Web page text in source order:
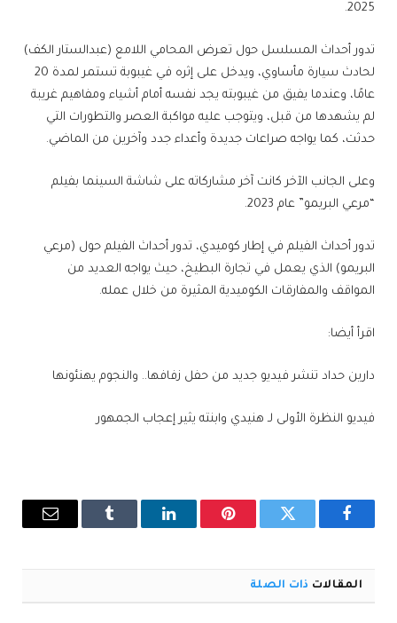
2025.
تدور أحداث المسلسل حول تعرض المحامي اللامع (عبدالستار الكف)
لحادث سيارة مأساوي، ويدخل على إثره في غيبوبة تستمر لمدة 20
عامًا، وعندما يفيق من غيبوبته يجد نفسه أمام أشياء ومفاهيم غريبة
لم يشهدها من قبل، ويتوجب عليه مواكبة العصر والتطورات التي
حدثت، كما يواجه صراعات جديدة وأعداء جدد وآخرين من الماضي.
وعلى الجانب الآخر كانت آخر مشاركاته على شاشة السينما بفيلم
“مرعي البريمو” عام 2023.
تدور أحداث الفيلم في إطار كوميدي، تدور أحداث الفيلم حول (مرعي
البريمو) الذي يعمل في تجارة البطيخ، حيث يواجه العديد من
المواقف والمفارقات الكوميدية المثيرة من خلال عمله.
اقرأ أيضا:
دارين حداد تنشر فيديو جديد من حفل زفافها.. والنجوم يهنئونها
فيديو النظرة الأولى لـ هنيدي وابنته يثير إعجاب الجمهور
فيسبوك تويتر بينتيريستلينكدإن Tumblr
البريد
المقالات ذات الصلة